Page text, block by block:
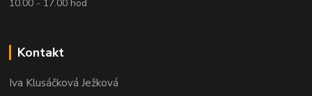
10.00 - 17.00 hod
Kontakt
Iva Klusáčková Ježková